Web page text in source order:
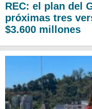
REC: el plan del
próximas tres
$3.600 millones